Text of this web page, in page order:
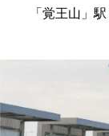
「覚王山」